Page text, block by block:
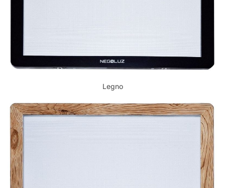
Legno